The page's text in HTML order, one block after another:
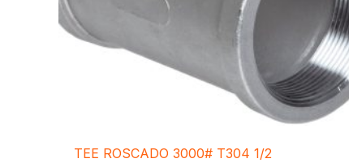
TEE ROSCADO 3000# T304 1/2